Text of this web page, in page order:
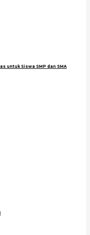
untuk Siswa SMP dan SMA